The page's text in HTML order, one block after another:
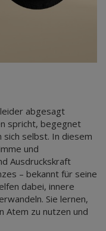
abgesagt
spricht, begegnet
sich selbst. In diesem
und
Ausdruckskraft
– bekannt für seine
dabei, innere
Sie lernen,
Atem zu nutzen und